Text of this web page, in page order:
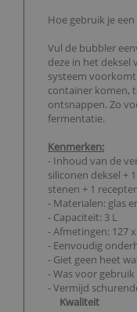
Hoe gebruik je
Vul de bubbler
deze in het
systeem
container komen,
ontsnappen. Zo
fermentatie.
Kenmerken:
- Inhoud van de
siliconen deksel +
stenen + 1
- Materialen: glas
- Capaciteit: 3 L
- Afmetingen: 127
- Eenvoudig
- Giet geen heet
- Was voor gebruik
- Vermijd
Kwaliteit